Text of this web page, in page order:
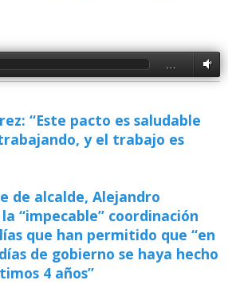
…
“Este pacto es saludable
y el trabajo es
de alcalde, Alejandro
“impecable” coordinación
que han permitido que “en
de gobierno se haya hecho
4 años”